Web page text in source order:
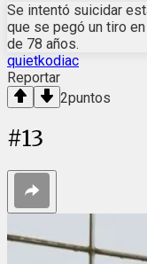
Se intentó suicidar
que se pegó un tiro
de 78 años.
quietkodiac
Reportar
2puntos
#13